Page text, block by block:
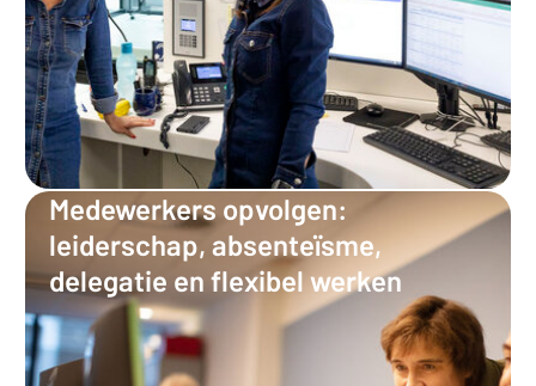
Medewerkers opvolgen:
leiderschap, absenteïsme,
delegatie en flexibel werken